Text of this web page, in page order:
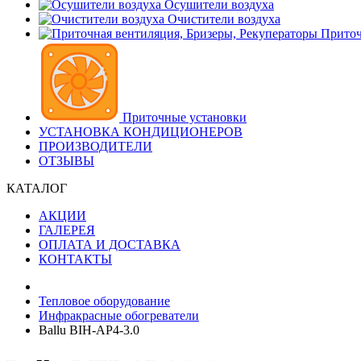
Осушители воздуха
Очистители воздуха
Приточные установки
УСТАНОВКА КОНДИЦИОНЕРОВ
ПРОИЗВОДИТЕЛИ
ОТЗЫВЫ
КАТАЛОГ
АКЦИИ
ГАЛЕРЕЯ
ОПЛАТА И ДОСТАВКА
КОНТАКТЫ
Тепловое оборудование
Инфракрасные обогреватели
Ballu BIH-AP4-3.0